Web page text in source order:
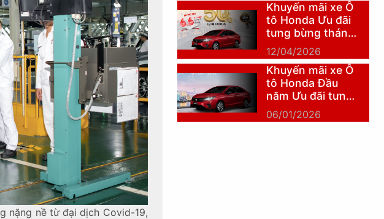
nặng nề từ đại dịch Covid-19,
Khuyến mãi xe Ô
tô Honda Ưu đãi
tưng bừng tháng
4
12/04/2026
Khuyến mãi xe Ô
tô Honda Đầu
năm Ưu đãi tưng
bừng
06/01/2026